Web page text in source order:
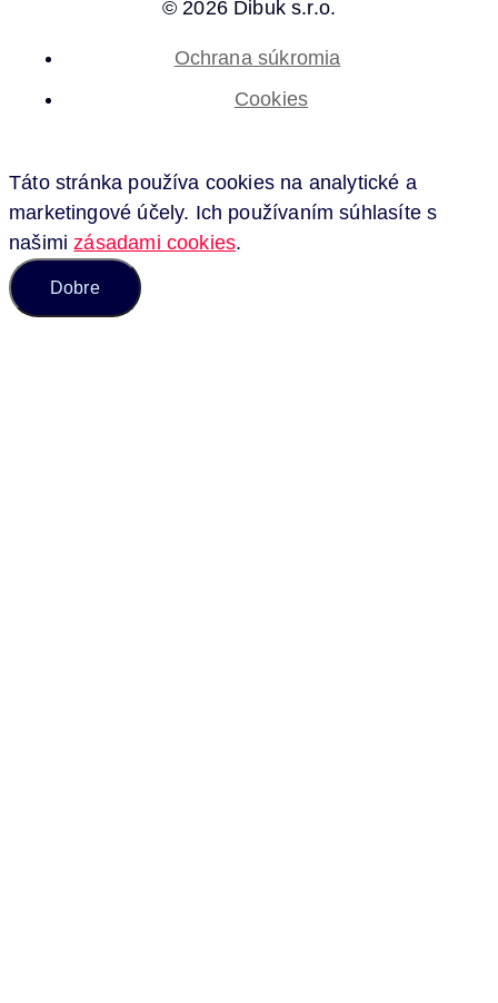
© 2026 Dibuk s.r.o.
Ochrana súkromia
Cookies
Táto stránka používa cookies na analytické a
marketingové účely. Ich používaním súhlasíte s
našimizásadami cookies.
Dobre